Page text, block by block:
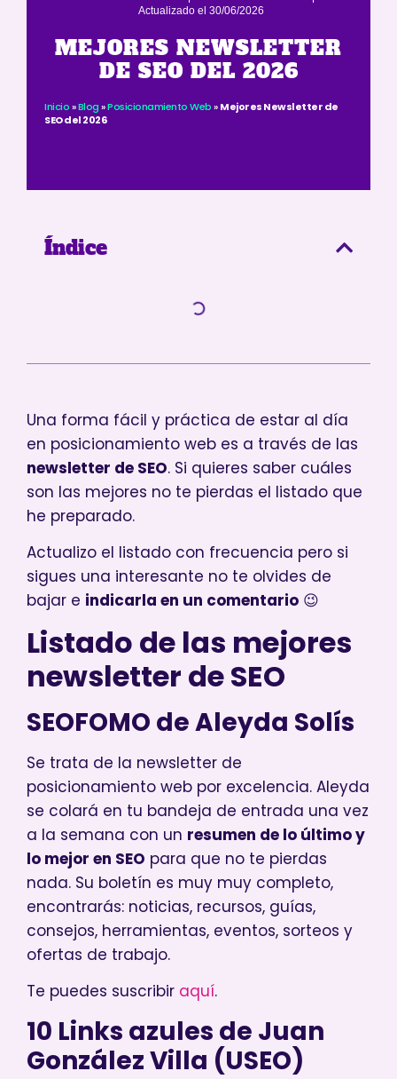
Newsletter de SEO del 2026
Actualizado el 30/06/2026
MEJORES NEWSLETTER
DE SEO DEL 2026
Inicio»Blog»Posicionamiento Web»Mejores Newsletter de
SEO del 2026
Una forma fácil y práctica de estar al día
en posicionamiento web es a través de las
newsletter de SEO. Si quieres saber cuáles
son las mejores no te pierdas el listado que
he preparado.
Actualizo el listado con frecuencia pero si
sigues una interesante no te olvides de
bajar e indicarla en un comentario 😉
Listado de las mejores
newsletter de SEO
SEOFOMO de Aleyda Solís
Se trata de la newsletter de
posicionamiento web por excelencia. Aleyda
se colará en tu bandeja de entrada una vez
a la semana con un resumen de lo último y
lo mejor en SEO para que no te pierdas
nada. Su boletín es muy muy completo,
encontrarás: noticias, recursos, guías,
consejos, herramientas, eventos, sorteos y
ofertas de trabajo.
Te puedes suscribir aquí.
10 Links azules de Juan
González Villa (USEO)
Índice